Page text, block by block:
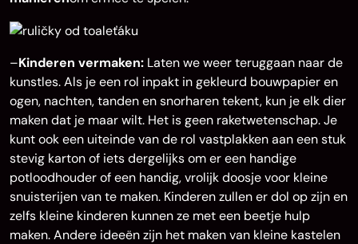
–Kinderen vermaken: Laten we weer teruggaan naar de
kunstles. Als je een rol inpakt in gekleurd bouwpapier en
ogen, nachten, tanden en snorharen tekent, kun je elk dier
maken dat je maar wilt. Het is geen raketwetenschap. Je
kunt ook een uiteinde van de rol vastplakken aan een stuk
stevig karton of iets dergelijks om er een handige
potloodhouder of een handig, vrolijk doosje voor kleine
snuisterijen van te maken. Kinderen zullen er dol op zijn en
zelfs kleine kinderen kunnen ze met een beetje hulp
maken. Andere ideeën zijn het maken van kleine kastelen